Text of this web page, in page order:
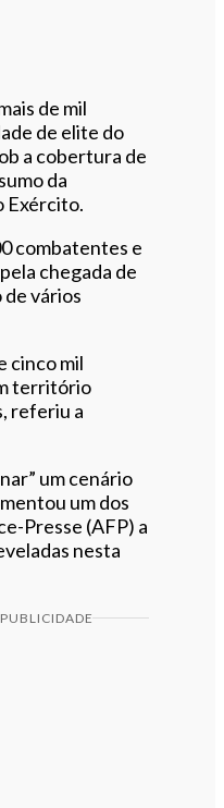
de mil
de elite do
a cobertura de
da
Exército.
combatentes e
chegada de
vários
cinco mil
território
referiu a
um cenário
um dos
Presse (AFP) a
nesta